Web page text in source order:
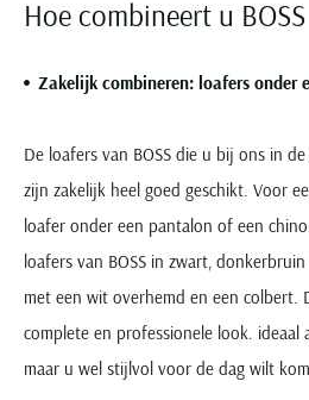
Hoe combineert u
Zakelijk combineren: loafers onder
De loafers van BOSS die u bij ons in
zijn zakelijk heel goed geschikt. Voor
loafer onder een pantalon of een
loafers van BOSS in zwart,
met een wit overhemd en een colbert.
complete en professionele look. ideaal
maar u wel stijlvol voor de dag wilt